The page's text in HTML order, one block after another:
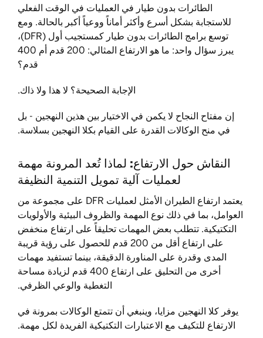
الطائرات بدون طيار في العمليات في الوقت الفعلي
للاستجابة بشكل أسرع وأكثر أماناً ووعياً أكبر بالحالة. ومع
توسع برامج الطائرات بدون طيار كمستجيب أول (DFR)،
يبرز سؤال واحد: ما هو الارتفاع المثالي: 200 قدم أم 400
قدم؟
الإجابة الصحيحة؟ لا هذا ولا ذاك.
إن مفتاح النجاح لا يكمن في الاختيار بين هذين النهجين - بل
في منح الوكالات القدرة على القيام بكلا النهجين بسلاسة.
النقاش حول الارتفاع: لماذا تُعد المرونة مهمة
لعمليات آلية تمويل التنمية النظيفة
يعتمد ارتفاع الطيران الأمثل لعمليات DFR على مجموعة من
العوامل، بما في ذلك نوع المهمة والظروف البيئية والأولويات
التكتيكية. تتطلب بعض المهمات تحليقاً على ارتفاع منخفض
على ارتفاع أقل من 200 قدم للحصول على رؤية قريبة
المدى وقدرة على المناورة الدقيقة، بينما تستفيد مهمات
أخرى من التحليق على ارتفاع 400 قدم لزيادة مساحة
التغطية والوعي الظرفي.
يوفر كلا النهجين مزايا، وينبغي أن تتمتع الوكالات بمرونة في
الارتفاع للتكيف مع الاعتبارات التكتيكية الفريدة لكل مهمة.